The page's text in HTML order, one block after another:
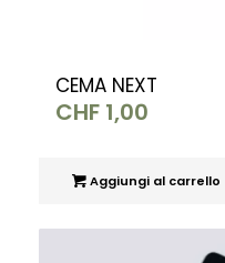
CEMA NEXT
CHF1,00
Aggiungi al carrello